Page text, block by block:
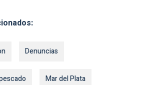
Denuncias
Mar del Plata